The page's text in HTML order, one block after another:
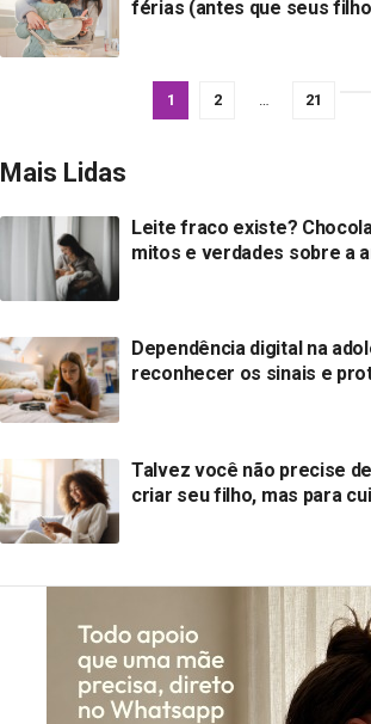
férias (antes que seus
1 2 21
Mais Lidas
Leite fraco existe?
mitos e verdades sobre a
Dependência digital na
reconhecer os sinais e
Talvez você não precise
criar seu filho, mas para